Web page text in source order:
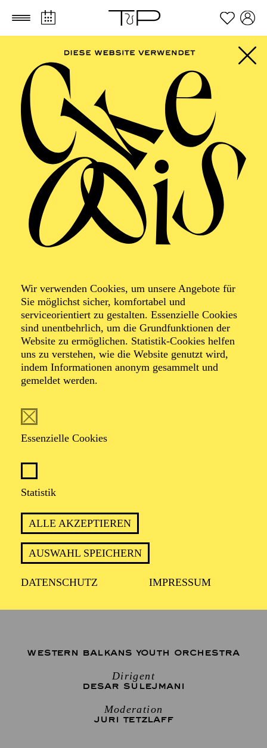
Zum Hauptinhalt springen Zum Footer springen
Wir verwenden Cookies, um unsere Angebote für
Sie möglichst sicher, komfortabel und
serviceorientiert zu gestalten. Essenzielle Cookies
sind unentbehrlich, um die Grundfunktionen der
Website zu ermöglichen. Statistik-Cookies helfen
uns zu verstehen, wie die Website genutzt wird,
indem Informationen anonym gesammelt und
gemeldet werden.
Essenzielle Cookies
Statistik
ALLE AKZEPTIEREN
AUSWAHL SPEICHERN
DATENSCHUTZ IMPRESSUM
PHILHARMONIE
The Young Person's
Guide to the
Orchestra I
Freitag 11. September 2026
1 Stunde, keine Pause
WESTERN BALKANS YOUTH ORCHESTRA
Dirigent
DESAR SULEJMANI
Moderation
JURI TETZLAFF